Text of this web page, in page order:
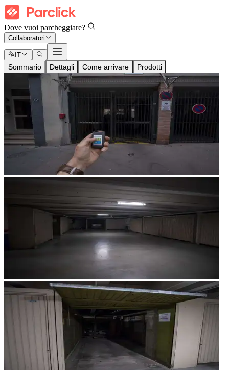
Dove vuoi parcheggiare?
Collaboratori
IT
Sommario Dettagli Come arrivare Prodotti